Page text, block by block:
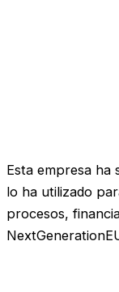
Esta empresa ha
lo ha utilizado
procesos,